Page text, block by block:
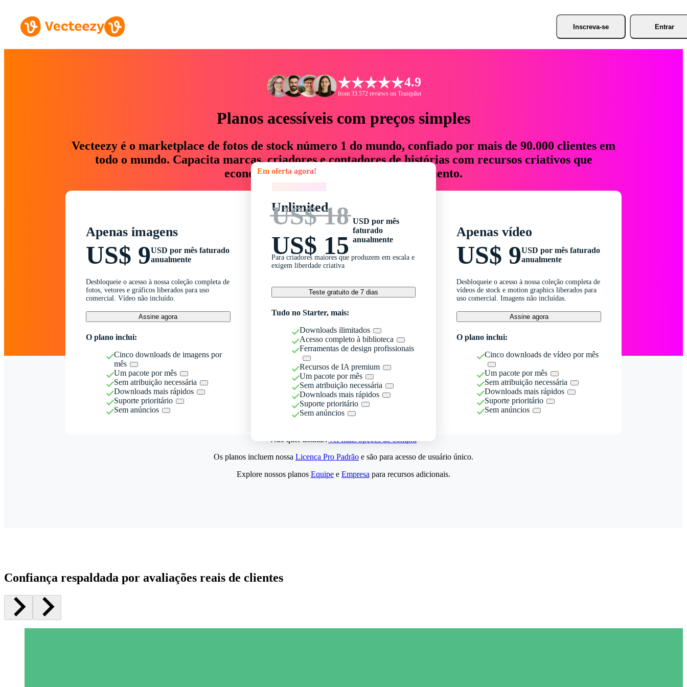
Inscreva-se Entrar
4.9
from 33.572 reviews on Trustpilot
Planos acessíveis com preços simples
Vecteezy é o marketplace de fotos de stock número 1 do mundo, confiado por mais de 90.000 clientes em
todo o mundo. Capacita marcas, criadores e contadores de histórias com recursos criativos que
economizam até 76% em tempo e orçamento.
Apenas imagens
US$ 9USD por mês faturado
anualmente
Desbloqueie o acesso à nossa coleção completa de
fotos, vetores e gráficos liberados para uso
comercial. Vídeo não incluído.
Assine agora
O plano inclui:
Cinco downloads de imagens por
mês
Um pacote por mês
Sem atribuição necessária
Downloads mais rápidos
Suporte prioritário
Sem anúncios
Em oferta agora!
Unlimited
US$ 18
US$ 15
USD por mês
faturado
anualmente
Para criadores maiores que produzem em escala e
exigem liberdade criativa
Teste gratuito de 7 dias
Tudo no Starter, mais:
Downloads ilimitados
Acesso completo à biblioteca
Ferramentas de design profissionais
Recursos de IA premium
Um pacote por mês
Sem atribuição necessária
Downloads mais rápidos
Suporte prioritário
Sem anúncios
Apenas vídeo
US$ 9USD por mês faturado
anualmente
Desbloqueie o acesso à nossa coleção completa de
vídeos de stock e motion graphics liberados para
uso comercial. Imagens não incluídas.
Assine agora
O plano inclui:
Cinco downloads de vídeo por mês
Um pacote por mês
Sem atribuição necessária
Downloads mais rápidos
Suporte prioritário
Sem anúncios
Não quer assinar?Ver mais opções de compra
Os planos incluem nossa Licença Pro Padrão e são para acesso de usuário único.
Explore nossos planos Equipe e Empresa para recursos adicionais.
Confiança respaldada por avaliações reais de clientes